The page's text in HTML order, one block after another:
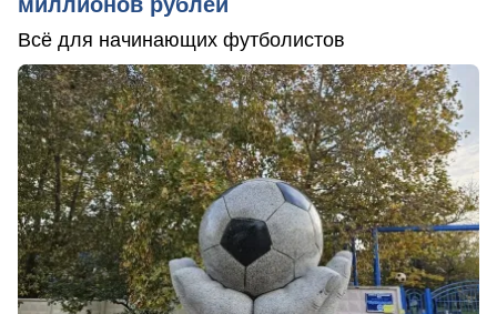
Всё для начинающих футболистов